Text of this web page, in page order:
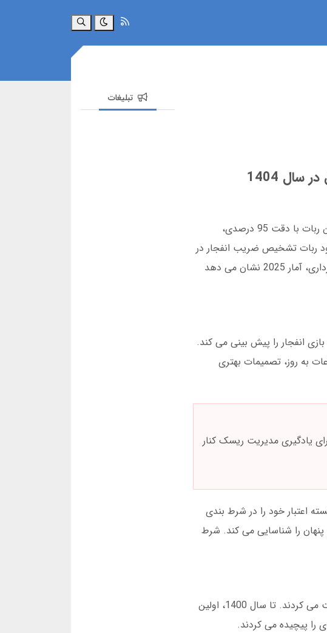
جستجو
1404
ربات تشخیص ضریب انفجار تلگرام ابزاری کاربردی برای پیش بینی لحظه ای ضرایب بازی انفجار است. این ربات با دقت 95 درصدی،
ربات تشخیص ضریب انفجار در
تلگرام، آموزش کار با آن، مقایسه با رقبا و نظرات کاربران واقعی را بررسی می کنیم. با وجود شایعات کلاهبرداری، آمار 2025 نشان می دهد
انفجار را پیش بینی می کند.
به روز، تصمیمات بهتری
یادگیری مدیریت ریسک کنار
درصد، تنها ابزاری است که توانسته اعتبار خود را در شرط بندی
پنهان را شناسایی می کند. شرط
بازی انفجار در سال 1395 وارد فضای شرط بندی ایران شد. در ابتدا، کاربران به صورت دستی ضرایب را ثبت می کردند. تا سال 1400، اولین
را پیچیده می کردند.
تبلیغات